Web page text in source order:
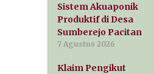
Sistem Akuaponik
Produktif di Desa
Sumberejo Pacitan
7 Agustus 2026
Klaim Pengikut